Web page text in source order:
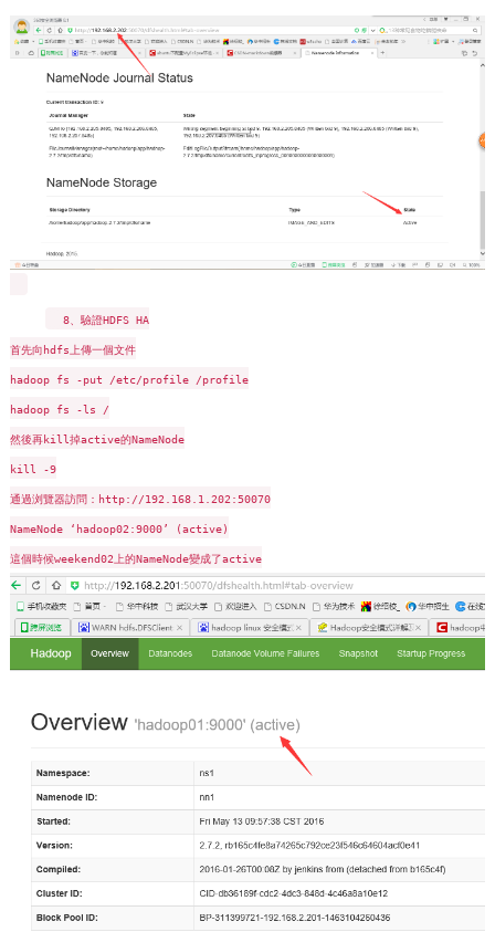
8、驗證HDFS HA
首先向hdfs上傳一個文件
hadoop fs -put /etc/profile /profile
hadoop fs -ls /
然後再kill掉active的NameNode
kill -9
通過浏覽器訪問：http://192.168.1.202:50070
NameNode ‘hadoop02:9000’ (active)
這個時候weekend02上的NameNode變成了active